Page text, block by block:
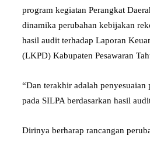
program kegiatan Perangkat
dinamika perubahan kebijakan
hasil audit terhadap Laporan
(LKPD) Kabupaten Pesawaran
“Dan terakhir adalah penyesuaian
pada SILPA berdasarkan hasil
Dirinya berharap rancangan